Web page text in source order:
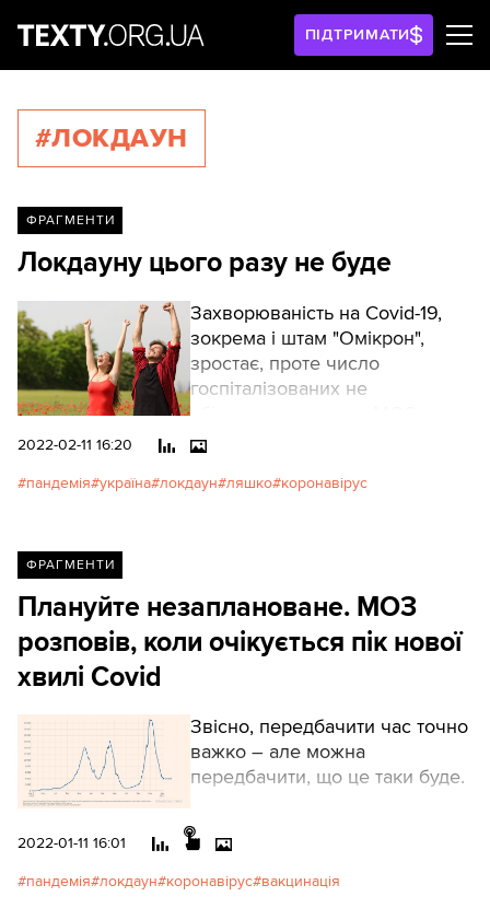
ПІДТРИМАТИ
#ЛОКДАУН
ФРАГМЕНТИ
Локдауну цього разу не буде
Захворюваність на Covid-19,
зокрема і штам "Омікрон",
зростає, проте число
госпіталізованих не
планують "локдауну".
2022-02-11 16:20
пандемія україна локдаун ляшко коронавірус
ФРАГМЕНТИ
Плануйте незаплановане. МОЗ
розповів, коли очікується пік нової
хвилі Covid
Звісно, передбачити час точно
важко – але можна
передбачити, що це таки буде.
2022-01-11 16:01
пандемія локдаун коронавірус вакцинація